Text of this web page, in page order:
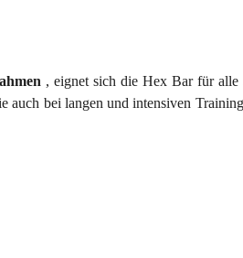
, eignet sich die Hex Bar für alle
auch bei langen und intensiven